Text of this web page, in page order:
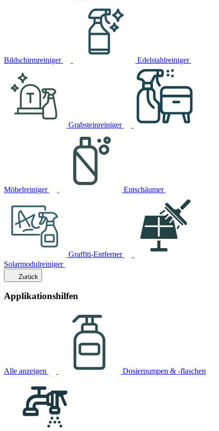
Bildschirmreiniger Edelstahlreiniger
Grabsteinreiniger
Möbelreiniger Entschäumer
Graffiti-Entferner
Solarmodulreiniger
Zurück
Applikationshilfen
Alle anzeigen Dosierpumpen & -flaschen